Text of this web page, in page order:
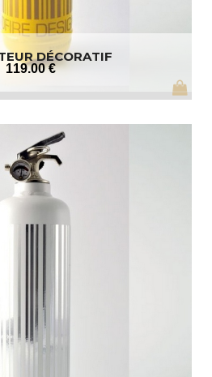
DÉCORATIF
119.00 €